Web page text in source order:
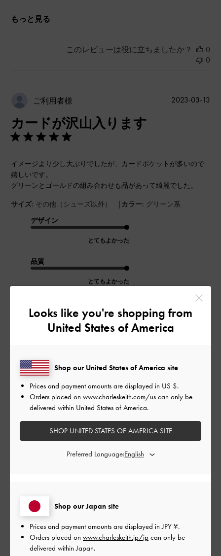
もっと見る
このレビューは役に立ちましたか？
0
0
ご利用者様
カードが沢山入ります
イメージより少し大ぶりでしたが、カードポケットが多いので
嬉しいです。
グリーンとゴールドの組み合わせも品があって綺麗でした。
サイズ: その他（シューズ以外） | カラー: グリーン系
デザイン
とてもよかった
品質
とてもよかった
もっと見る
公
2023-03-13
ご利用者様
オシャレ
おしゃれ。使いやすい。でもカードを全部入れるとパンパンで
デザイン
品質
2023-03-02
Looks like you're shopping from
United States of America
Shop our Japan site
Prices and payment amounts are displayed inJPY ¥.
Orders placed on www.charleskeith.jp/jp can only be
delivered within Japan.
Shop our United States of America site
Prices and payment amounts are displayed in US $.
Orders placed on www.charleskeith.com/us can only be
delivered within United States of America.
SHOP UNITED STATES OF AMERICA SITE
Preferred Language: